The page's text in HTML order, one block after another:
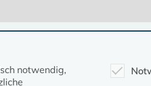
gehört zum Portal
kirche-mv.de
notwendig,